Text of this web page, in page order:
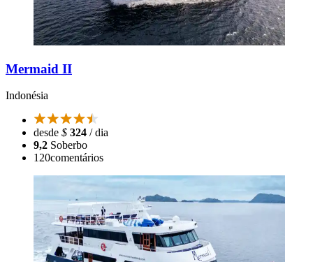
Mermaid II
Indonésia
desde $ 324 / dia
9,2 Soberbo
120comentários